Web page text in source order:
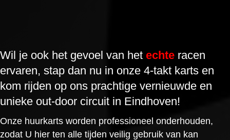
Wil je ook het gevoel van het echte racen
ervaren, stap dan nu in onze 4-takt karts en
kom rijden op ons prachtige vernieuwde en
unieke out-door circuit in Eindhoven!
Onze huurkarts worden professioneel onderhouden,
zodat U hier ten alle tijden veilig gebruik van kan